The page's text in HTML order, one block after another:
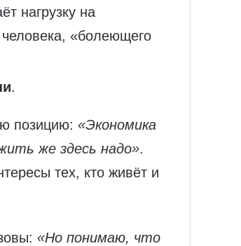
нагрузку на
человека, «болеющего
.
позицию: «Экономика
же здесь надо».
тех, кто живёт и
«Но понимаю, что